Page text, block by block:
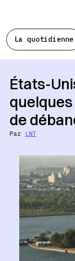
La quotidienne
États-
de
Par LNT